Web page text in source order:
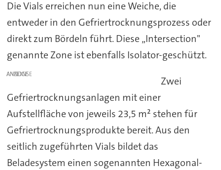
Die Vials erreichen nun eine Weiche, die
entweder in den Gefriertrocknungsprozess oder
direkt zum Bördeln führt. Diese „Intersection"
genannte Zone ist ebenfalls Isolator-geschützt.
ANZEIGE
Zwei
Gefriertrocknungsanlagen mit einer
Aufstellfläche von jeweils 23,5 m² stehen für
Gefriertrocknungsprodukte bereit. Aus den
seitlich zugeführten Vials bildet das
Beladesystem einen sogenannten Hexagonal-